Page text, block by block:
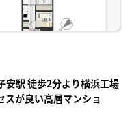
安駅 徒歩2分より横浜工場
スが良い高層マンショ